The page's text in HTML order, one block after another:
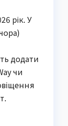
рік. У
додати
чи